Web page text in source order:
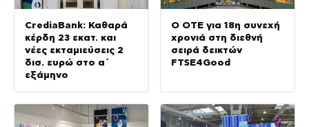
CrediaBank: Καθαρά
κέρδη 23 εκατ. και
νέες εκταμιεύσεις 2
δισ. ευρώ στο α΄
εξάμηνο
Ο ΟΤΕ για 18η συνεχή
χρονιά στη διεθνή
σειρά δεικτών
FTSE4Good